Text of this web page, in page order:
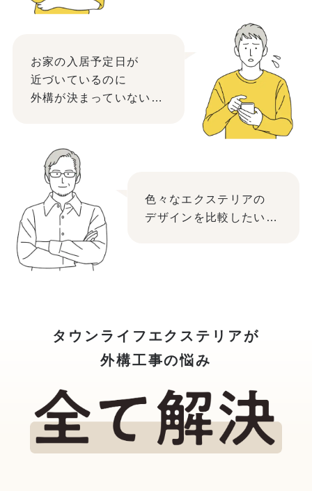
お家の入居予定日が
近づいているのに
外構が決まっていない…
色々なエクステリアの
デザインを比較したい…
タウンライフエクステリアが
外構工事の悩み